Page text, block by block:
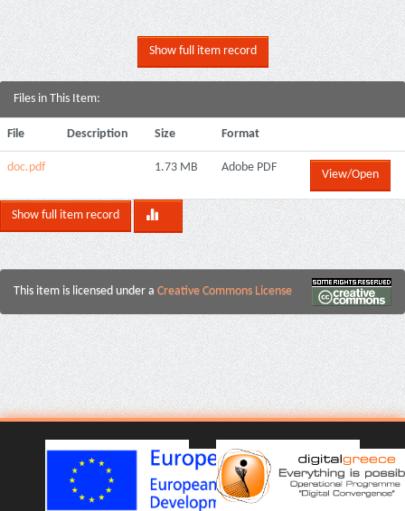
Show full item record
Files in This Item:
File Description Size Format
doc.pdf 1.73 MB Adobe PDF
View/Open
Show full item record
This item is licensed under a Creative Commons License